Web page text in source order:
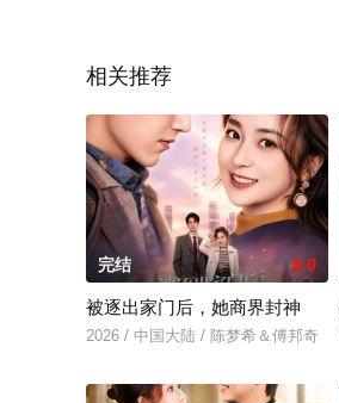
相关推荐
完结 8.0
被逐出家门后，她商界封神
2026 / 中国大陆 / 陈梦希＆傅邦奇